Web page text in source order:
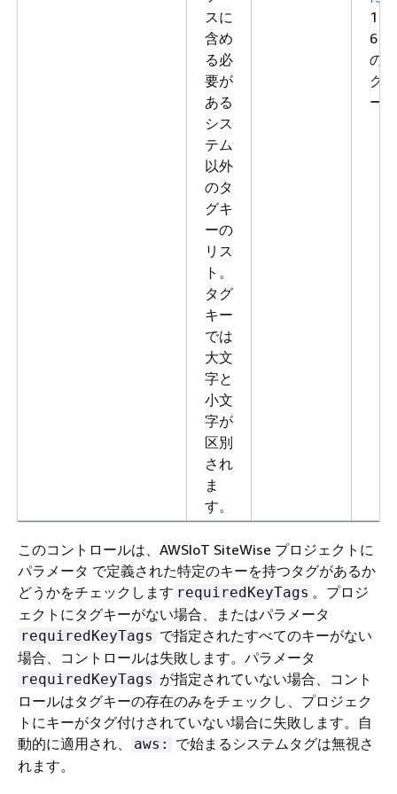
スに
含め
る必
要が
ある
シス
テム
以外
のタ
グキ
ーの
リス
ト。
タグ
キー
では
大文
字と
小文
字が
区別
され
ま
す。
1～
6 個
のタ
グキ
ー。
このコントロールは、AWSIoT SiteWise プロジェクトに
パラメータ で定義された特定のキーを持つタグがあるか
どうかをチェックします requiredKeyTags 。プロジ
ェクトにタグキーがない場合、またはパラメータ
requiredKeyTags で指定されたすべてのキーがない
場合、コントロールは失敗します。パラメータ
requiredKeyTags が指定されていない場合、コント
ロールはタグキーの存在のみをチェックし、プロジェク
トにキーがタグ付けされていない場合に失敗します。自
動的に適用され、
aws:
で始まるシステムタグは無視さ
れます。